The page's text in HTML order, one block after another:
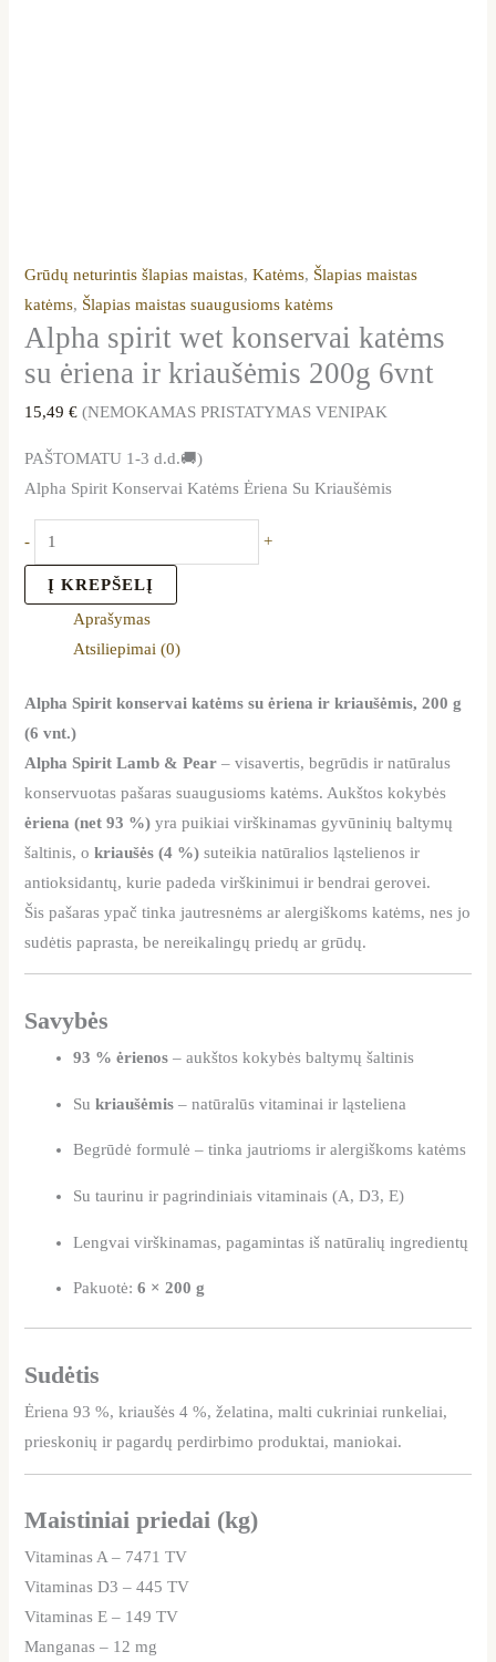
Grūdų neturintis šlapias maistas,Katėms, Šlapias maistas
katėms, Šlapias maistas suaugusioms katėms
Alpha spirit wet konservai katėms
su ėriena ir kriaušėmis 200g 6vnt
15,49€ (NEMOKAMAS PRISTATYMAS VENIPAK
PAŠTOMATU 1-3 d.d.🚚)
Alpha Spirit Konservai Katėms Ėriena Su Kriaušėmis
- +
Į KREPŠELĮ
Aprašymas
Atsiliepimai (0)
Alpha Spirit konservai katėms su ėriena ir kriaušėmis, 200 g
(6 vnt.)
Alpha Spirit Lamb & Pear – visavertis, begrūdis ir natūralus
konservuotas pašaras suaugusioms katėms. Aukštos kokybės
ėriena (net 93 %) yra puikiai virškinamas gyvūninių baltymų
šaltinis, okriaušės (4 %) suteikia natūralios ląstelienos ir
antioksidantų, kurie padeda virškinimui ir bendrai gerovei.
Šis pašaras ypač tinka jautresnėms ar alergiškoms katėms, nes jo
sudėtis paprasta, be nereikalingų priedų ar grūdų.
Savybės
93 % ėrienos – aukštos kokybės baltymų šaltinis
Sukriaušėmis – natūralūs vitaminai ir ląsteliena
Begrūdė formulė – tinka jautrioms ir alergiškoms katėms
Su taurinu ir pagrindiniais vitaminais (A, D3, E)
Lengvai virškinamas, pagamintas iš natūralių ingredientų
Pakuotė:6 × 200 g
Sudėtis
Ėriena 93 %, kriaušės 4 %, želatina, malti cukriniai runkeliai,
prieskonių ir pagardų perdirbimo produktai, maniokai.
Maistiniai priedai (kg)
Vitaminas A – 7471 TV
Vitaminas D3 – 445 TV
Vitaminas E – 149 TV
Manganas – 12 mg